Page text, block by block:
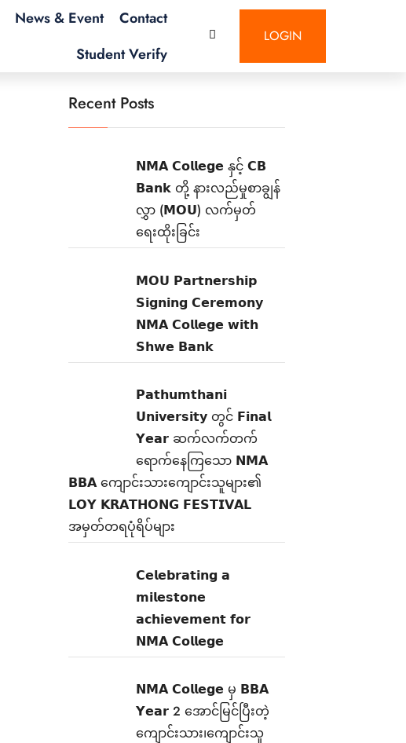
News & Event
Contact
Student Verify
LOGIN
Recent Posts
𝗡𝗠𝗔 𝗖𝗼𝗹𝗹𝗲𝗴𝗲 နှင့် 𝗖𝗕
𝗕𝗮𝗻𝗸 တို့ နားလည်မှုစာချွန်
လွှာ (𝗠𝗢𝗨) လက်မှတ်
ရေးထိုးခြင်း
𝗠𝗢𝗨 𝗣𝗮𝗿𝘁𝗻𝗲𝗿𝘀𝗵𝗶𝗽
𝗦𝗶𝗴𝗻𝗶𝗻𝗴 𝗖𝗲𝗿𝗲𝗺𝗼𝗻𝘆
𝗡𝗠𝗔 𝗖𝗼𝗹𝗹𝗲𝗴𝗲 𝘄𝗶𝘁𝗵
𝗦𝗵𝘄𝗲 𝗕𝗮𝗻𝗸
𝗣𝗮𝘁𝗵𝘂𝗺𝘁𝗵𝗮𝗻𝗶
𝗨𝗻𝗶𝘃𝗲𝗿𝘀𝗶𝘁𝘆 တွင် 𝗙𝗶𝗻𝗮𝗹
𝗬𝗲𝗮𝗿 ဆက်လက်တက်
ရောက်နေကြသော 𝗡𝗠𝗔
𝗕𝗕𝗔 ကျောင်းသားကျောင်းသူများ၏
𝗟𝗢𝗬 𝗞𝗥𝗔𝗧𝗛𝗢𝗡𝗚 𝗙𝗘𝗦𝗧𝗜𝗩𝗔𝗟
အမှတ်တရပုံရိပ်များ
𝗖𝗲𝗹𝗲𝗯𝗿𝗮𝘁𝗶𝗻𝗴 𝗮
𝗺𝗶𝗹𝗲𝘀𝘁𝗼𝗻𝗲
𝗮𝗰𝗵𝗶𝗲𝘃𝗲𝗺𝗲𝗻𝘁 𝗳𝗼𝗿
𝗡𝗠𝗔 𝗖𝗼𝗹𝗹𝗲𝗴𝗲
𝗡𝗠𝗔 𝗖𝗼𝗹𝗹𝗲𝗴𝗲 မှ 𝗕𝗕𝗔
𝗬𝗲𝗮𝗿 2 အောင်မြင်ပြီးတဲ့
ကျောင်းသား၊‌ကျောင်းသူ